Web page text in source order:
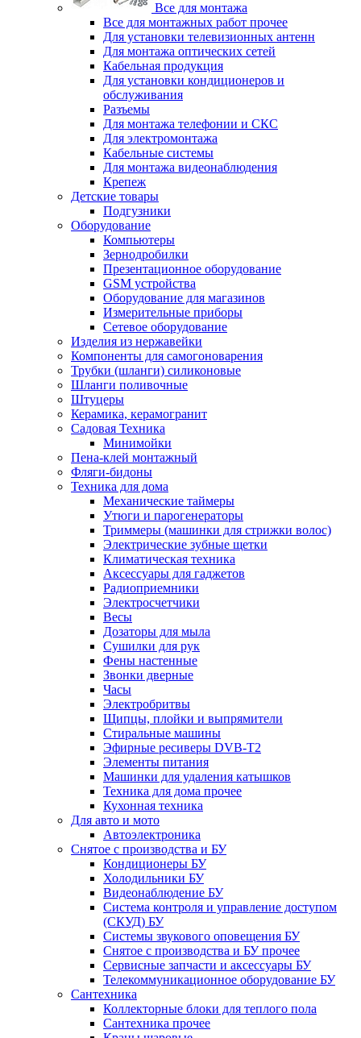
Все для монтажа
Все для монтажных работ прочее
Для установки телевизионных антенн
Для монтажа оптических сетей
Кабельная продукция
Для установки кондиционеров и
обслуживания
Разъемы
Для монтажа телефонии и СКС
Для электромонтажа
Кабельные системы
Для монтажа видеонаблюдения
Крепеж
Детские товары
Подгузники
Оборудование
Компьютеры
Зернодробилки
Презентационное оборудование
GSM устройства
Оборудование для магазинов
Измерительные приборы
Сетевое оборудование
Изделия из нержавейки
Компоненты для самогоноварения
Трубки (шланги) силиконовые
Шланги поливочные
Штуцеры
Керамика, керамогранит
Садовая Техника
Минимойки
Пена-клей монтажный
Фляги-бидоны
Техника для дома
Механические таймеры
Утюги и парогенераторы
Триммеры (машинки для стрижки волос)
Электрические зубные щетки
Климатическая техника
Аксессуары для гаджетов
Радиоприемники
Электросчетчики
Весы
Дозаторы для мыла
Сушилки для рук
Фены настенные
Звонки дверные
Часы
Электробритвы
Щипцы, плойки и выпрямители
Стиральные машины
Эфирные ресиверы DVB-T2
Элементы питания
Машинки для удаления катышков
Техника для дома прочее
Кухонная техника
Для авто и мото
Автоэлектроника
Снятое с производства и БУ
Кондиционеры БУ
Холодильники БУ
Видеонаблюдение БУ
Система контроля и управление доступом
(СКУД) БУ
Системы звукового оповещения БУ
Снятое с производства и БУ прочее
Сервисные запчасти и аксессуары БУ
Телекоммуникационное оборудование БУ
Сантехника
Коллекторные блоки для теплого пола
Сантехника прочее